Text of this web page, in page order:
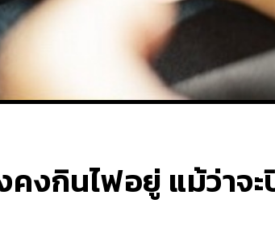
คงกินไฟอยู่ แม้ว่าจ